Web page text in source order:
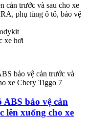
cản trước và sau cho xe
phụ tùng ô tô, bảo vệ
xe hơi
bảo vệ cản
lên xuống cho xe